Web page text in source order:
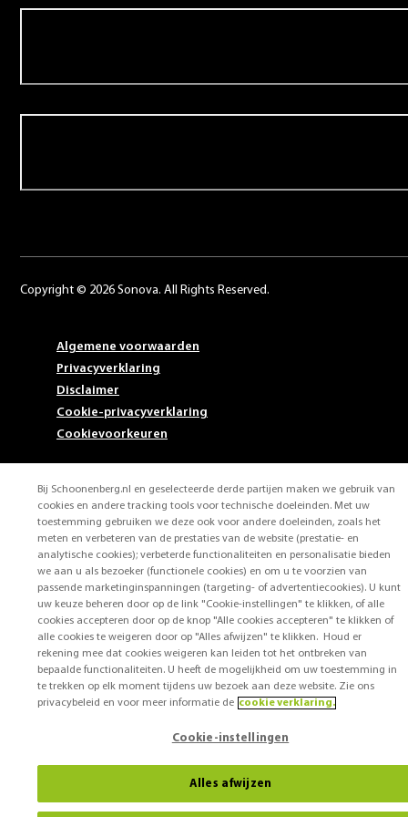
Copyright © 2026 Sonova. All Rights Reserved.
Algemene voorwaarden
Privacyverklaring
Disclaimer
Cookie-privacyverklaring
Cookievoorkeuren
Bij Schoonenberg.nl en geselecteerde derde partijen maken we gebruik van
cookies en andere tracking tools voor technische doeleinden. Met uw
toestemming gebruiken we deze ook voor andere doeleinden, zoals het
meten en verbeteren van de prestaties van de website (prestatie- en
analytische cookies); verbeterde functionaliteiten en personalisatie bieden
we aan u als bezoeker (functionele cookies) en om u te voorzien van
passende marketinginspanningen (targeting- of advertentiecookies). U kunt
uw keuze beheren door op de link "Cookie-instellingen" te klikken, of alle
cookies accepteren door op de knop "Alle cookies accepteren" te klikken of
alle cookies te weigeren door op "Alles afwijzen" te klikken. Houd er
rekening mee dat cookies weigeren kan leiden tot het ontbreken van
bepaalde functionaliteiten. U heeft de mogelijkheid om uw toestemming in
te trekken op elk moment tijdens uw bezoek aan deze website. Zie ons
privacybeleid en voor meer informatie de cookie verklaring.
Cookie-instellingen
Alles afwijzen